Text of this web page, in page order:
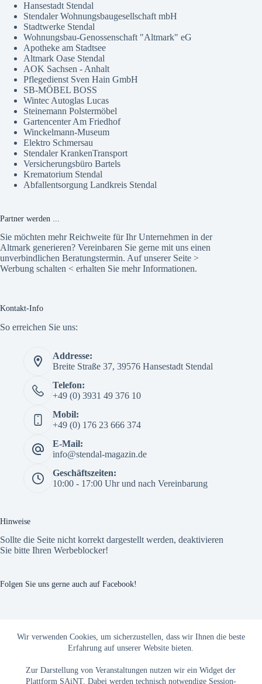
Wir verwenden Cookies, um sicherzustellen, dass wir Ihnen die beste
Erfahrung auf unserer Website bieten.
Zur Darstellung von Veranstaltungen nutzen wir ein Widget der
Plattform SAiNT. Dabei werden technisch notwendige Session-
Hansestadt Stendal
Stendaler Wohnungsbaugesellschaft mbH
Stadtwerke Stendal
Wohnungsbau-Genossenschaft "Altmark" eG
Apotheke am Stadtsee
Altmark Oase Stendal
AOK Sachsen - Anhalt
Pflegedienst Sven Hain GmbH
SB-MÖBEL BOSS
Wintec Autoglas Lucas
Steinemann Polstermöbel
Gartencenter Am Friedhof
Winckelmann-Museum
Elektro Schmersau
Stendaler KrankenTransport
Versicherungsbüro Bartels
Krematorium Stendal
Abfallentsorgung Landkreis Stendal
Partner werden ...
Sie möchten mehr Reichweite für Ihr Unternehmen in der
Altmark generieren? Vereinbaren Sie gerne mit uns einen
unverbindlichen Beratungstermin. Auf unserer Seite >
Werbung schalten < erhalten Sie mehr Informationen.
Kontakt-Info
So erreichen Sie uns:
Addresse:
Breite Straße 37, 39576 Hansestadt Stendal
Telefon:
+49 (0) 3931 49 376 10
Mobil:
+49 (0) 176 23 666 374
E-Mail:
info@stendal-magazin.de
Geschäftszeiten:
10:00 - 17:00 Uhr und nach Vereinbarung
Hinweise
Sollte die Seite nicht korrekt dargestellt werden, deaktivieren
Sie bitte Ihren Werbeblocker!
Folgen Sie uns gerne auch auf Facebook!